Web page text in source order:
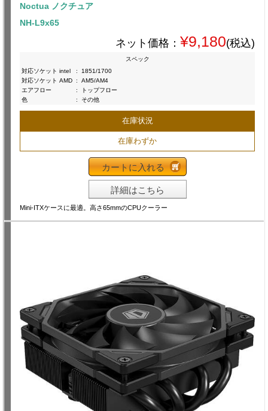
Noctua ノクチュア
NH-L9x65
ネット価格： ¥9,180(税込)
スペック
対応ソケット intel
:
1851/1700
対応ソケット AMD :
AM5/AM4
エアフロー
:
トップフロー
色
: その他
在庫状況
在庫わずか
カートに入れる
詳細はこちら
Mini-ITXケースに最適。高さ65mmのCPUクーラー